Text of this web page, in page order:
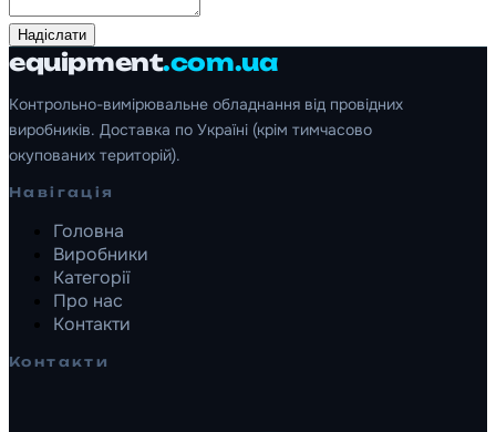
Надіслати
equipment.com.ua
Контрольно-вимірювальне обладнання від провідних
виробників. Доставка по Україні (крім тимчасово
окупованих територій).
Навігація
Головна
Виробники
Категорії
Про нас
Контакти
Контакти